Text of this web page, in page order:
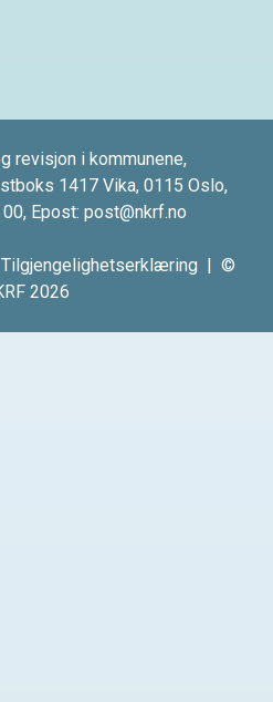
revisjon i kommunene,
1417 Vika, 0115 Oslo,
, Epost: post@nkrf.no
Tilgjengelighetserklæring | ©
2026